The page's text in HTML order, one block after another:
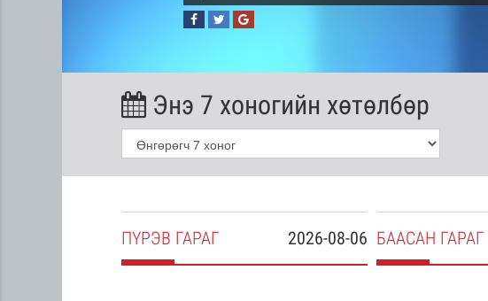
Энэ 7 хоногийн хөтөлбөр
2026-08-06
ПҮРЭВ ГАРАГ БААСАН ГАРАГ